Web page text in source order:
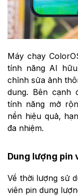
Máy chạy
tính năng AI
chỉnh sửa ảnh
dung. Bên cạnh
tính năng mở
nền hiệu quả,
đa nhiệm.
Dung lượng pin
Về thời lượng sử
viên pin dung